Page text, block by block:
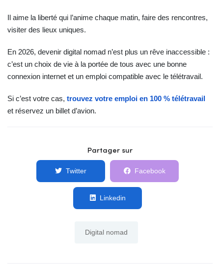
Il aime la liberté qui l’anime chaque matin, faire des rencontres,
visiter des lieux uniques.
En 2026, devenir digital nomad n’est plus un rêve inaccessible :
c’est un choix de vie à la portée de tous avec une bonne
connexion internet et un emploi compatible avec le télétravail.
Si c’est votre cas, trouvez votre emploi en 100 % télétravail
et réservez un billet d’avion.
Partager sur
Twitter Facebook
Linkedin
Digital nomad